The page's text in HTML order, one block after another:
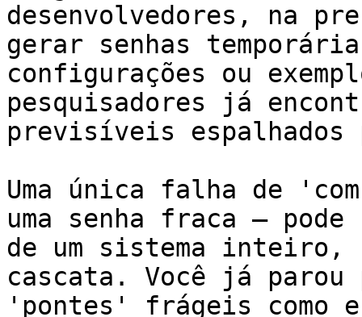
desenvolvedores, na
gerar senhas
configurações ou
pesquisadores já
previsíveis espalhados
Uma única falha de
uma senha fraca –
de um sistema inteiro,
cascata. Você já parou
'pontes' frágeis como